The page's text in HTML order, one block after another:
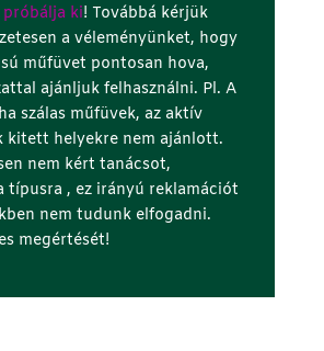
ki! Továbbá kérjük
a véleményünket, hogy
műfüvet pontosan hova,
ajánljuk felhasználni. Pl. A
szálas műfüvek, az aktív
kitett helyekre nem ajánlott.
nem kért tanácsot,
típusra , ez irányú reklamációt
nem tudunk elfogadni.
megértését!